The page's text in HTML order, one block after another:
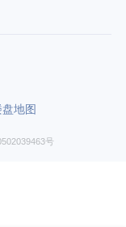
盘地图
号